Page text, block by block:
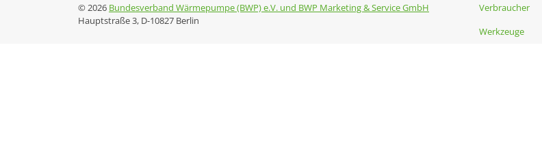
© 2026 Bundesverband Wärmepumpe (BWP) e.V. und BWP Marketing & Service GmbH
Hauptstraße 3, D-10827 Berlin
Verbraucher
Werkzeuge